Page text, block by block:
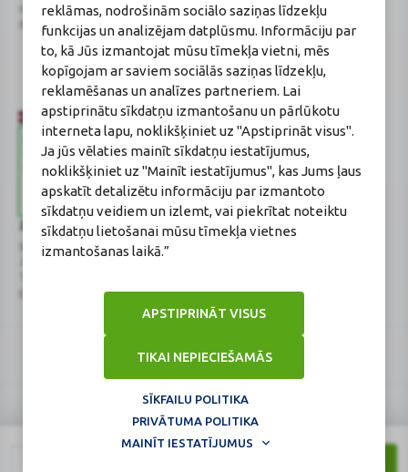
reklāmas, nodrošinām sociālo saziņas līdzekļu
funkcijas un analizējam datplūsmu. Informāciju par
to, kā Jūs izmantojat mūsu tīmekļa vietni, mēs
kopīgojam ar saviem sociālās saziņas līdzekļu,
reklamēšanas un analīzes partneriem. Lai
apstiprinātu sīkdatņu izmantošanu un pārlūkotu
interneta lapu, noklikšķiniet uz "Apstiprināt visus".
Ja jūs vēlaties mainīt sīkdatņu iestatījumus,
noklikšķiniet uz "Mainīt iestatījumus", kas Jums ļaus
apskatīt detalizētu informāciju par izmantoto
sīkdatņu veidiem un izlemt, vai piekrītat noteiktu
sīkdatņu lietošanai mūsu tīmekļa vietnes
izmantošanas laikā.”
TIKAI NEPIECIEŠAMĀS
APSTIPRINĀT VISUS
SĪKFAILU POLITIKA
PRIVĀTUMA POLITIKA
MAINĪT IESTATĪJUMUS
novads, LV-2130
Reģistrācijas Nr.: 40003252167
Aptiekas vadītāja:
Sertificēta farmaceite: Jeļena
Gončarova
Reģistrācijas Nr.: F-0834
Sertifikāta Nr.: 215.2025
Zāļu valsts aģentūra
www.zva.gov.lv
E-pasts: info@zva.gov.lv
Veselības inspekcija
E-pasts: vi@vi.gov.lv
. Visas tiesības aizsargātas.
Logo